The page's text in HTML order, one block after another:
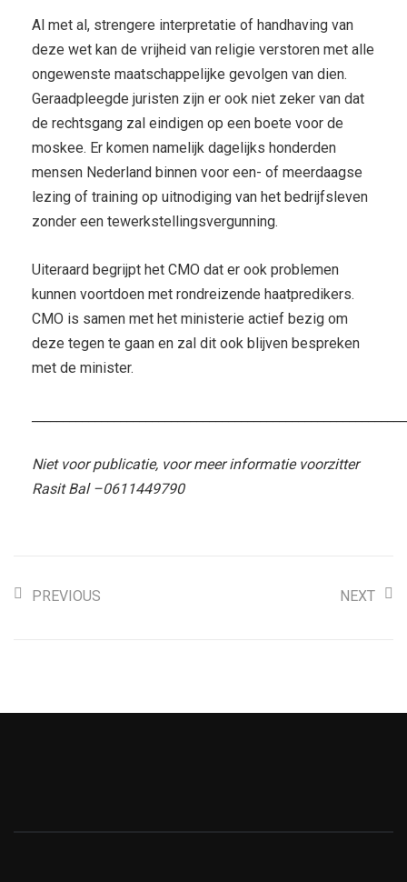
Al met al, strengere interpretatie of handhaving van
deze wet kan de vrijheid van religie verstoren met alle
ongewenste maatschappelijke gevolgen van dien.
Geraadpleegde juristen zijn er ook niet zeker van dat
de rechtsgang zal eindigen op een boete voor de
moskee. Er komen namelijk dagelijks honderden
mensen Nederland binnen voor een- of meerdaagse
lezing of training op uitnodiging van het bedrijfsleven
zonder een tewerkstellingsvergunning.
Uiteraard begrijpt het CMO dat er ook problemen
kunnen voortdoen met rondreizende haatpredikers.
CMO is samen met het ministerie actief bezig om
deze tegen te gaan en zal dit ook blijven bespreken
met de minister.
Niet voor publicatie, voor meer informatie voorzitter
Rasit Bal –0611449790
PREVIOUS NEXT